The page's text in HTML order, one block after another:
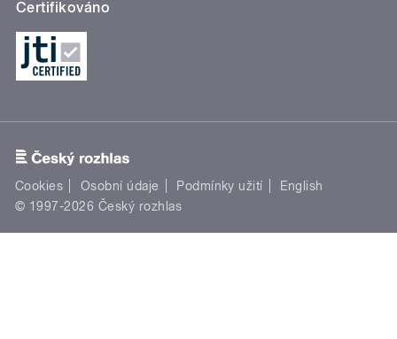
Certifikováno
Cookies Osobní údaje Podmínky užití
English
© 1997-2026 Český rozhlas